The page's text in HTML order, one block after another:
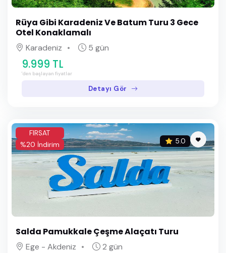
Rüya Gibi Karadeniz Ve Batum Turu 3 Gece
Otel Konaklamalı
Karadeniz 5 gün
9.999 TL
'den başlayan fiyatlar
Detayı Gör
FIRSAT
%20 İndirim
5.0
Salda Pamukkale Çeşme Alaçatı Turu
Ege - Akdeniz 2 gün